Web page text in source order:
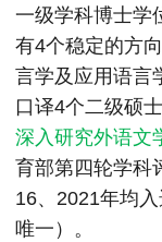
院校库 考试报
考试真题
报考
一级学科博士学
有4个稳定的方
言学及应用语言
口译4个二级硕
深入研究外语文
育部第四轮学科
16、2021年均
唯一）。